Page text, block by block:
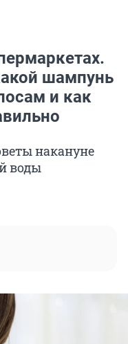
шампунь
и как
накануне
воды